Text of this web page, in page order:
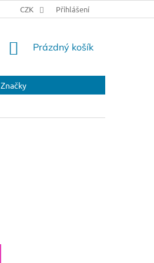
CZK Přihlášení
NÁKUPNÍ
Prázdný košík
Značky